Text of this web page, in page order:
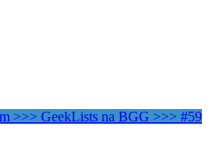
>>> GeekLists na BGG >>> #59